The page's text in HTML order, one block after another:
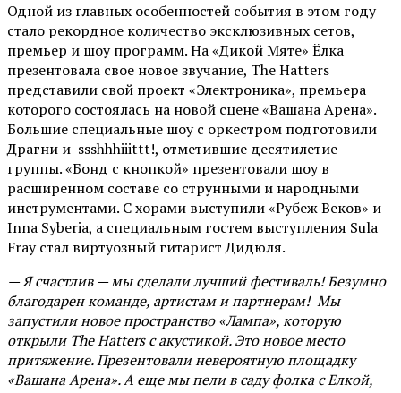
Одной из главных особенностей события в этом году
стало рекордное количество эксклюзивных сетов,
премьер и шоу программ. На «Дикой Мяте» Ёлка
презентовала свое новое звучание, The Hatters
представили свой проект «Электроника», премьера
которого состоялась на новой сцене «Вашана Арена».
Большие специальные шоу с оркестром подготовили
Драгни и ssshhhiiittt!, отметившие десятилетие
группы. «Бонд с кнопкой» презентовали шоу в
расширенном составе со струнными и народными
инструментами. С хорами выступили «Рубеж Веков» и
Inna Syberia, а специальным гостем выступления Sula
Fray стал виртуозный гитарист Дидюля.
— Я счастлив — мы сделали лучший фестиваль! Безумно
благодарен команде, артистам и партнерам! Мы
запустили новое пространство «Лампа», которую
открыли The Hatters с акустикой. Это новое место
притяжение. Презентовали невероятную площадку
«Вашана Арена». А еще мы пели в саду фолка с Елкой,